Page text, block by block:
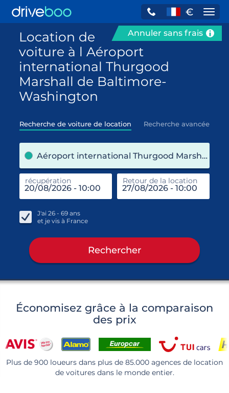
€
Annuler sans frais
Location de
voiture à l Aéroport
international Thurgood
Marshall de Baltimore-
Washington
Recherche de voiture de location Recherche avancée
Aéroport international Thurgood Marshall de Baltimore-Washington (Maryland / États-Unis)
récupération Retour de la location
J'ai 26 - 69 ans
et je vis à France
Rechercher
Économisez grâce à la comparaison
des prix
Plus de 900 loueurs dans plus de 85.000 agences de location
de voitures dans le monde entier.